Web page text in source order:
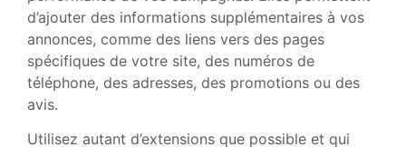
d’ajouter des informations supplémentaires à vos
annonces, comme des liens vers des pages
spécifiques de votre site, des numéros de
téléphone, des adresses, des promotions ou des
avis.
Utilisez autant d’extensions que possible et qui